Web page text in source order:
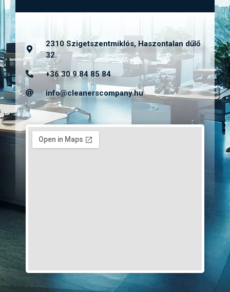
2310 Szigetszentmiklós, Haszontalan dűlő
32.
+36 30 9 84 85 84
info@cleanerscompany.hu